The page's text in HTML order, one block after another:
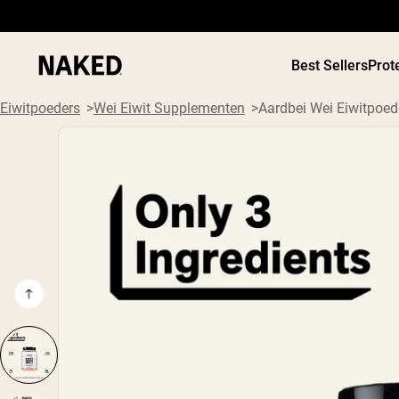
Best Sellers
Populaire Zoektermen
”Vegan protein“
”Collagen“
”Micellar Casein“
Eiwitpoeders Wei Eiwit Supplementen Aardbei Wei